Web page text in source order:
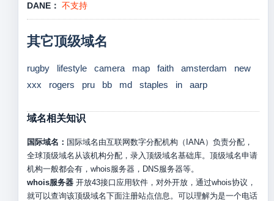
DANE： 不支持
其它顶级域名
rugby lifestyle camera map faith amsterdam
new
xxx
rogers pru bb md staples in aarp
域名相关知识
国际域名： 国际域名由互联网数字分配机构（IANA）负责分配，
全球顶级域名从该机构分配，录入顶级域名基础库。顶级域名申请
机构一般都会有，whois服务器，DNS服务器等。
whois服务器开放43接口应用软件，对外开放，通过whois协议，
就可以查询该顶级域名下面注册站点信息。可以理解为是一个电话